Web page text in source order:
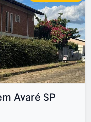
Avaré SP